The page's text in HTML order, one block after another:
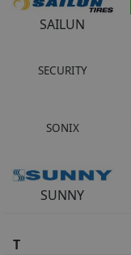
SAILUN
SECURITY
SONIX
SUNNY
T